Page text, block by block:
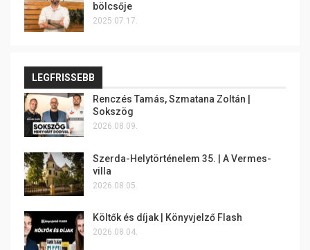
bölcsője
2025.07.17.
LEGFRISSEBB
Renczés Tamás, Szmatana Zoltán |
Sokszög
2026.08.09.
Szerda-Helytörténelem 35. | A Vermes-
villa
2026.08.05.
Költők és díjak | Könyvjelző Flash
2026.08.04.